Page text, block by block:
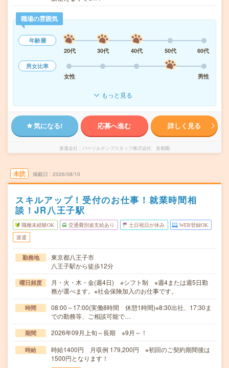
職場の雰囲気
年齢層
20代
30代 40代 50代
60代
男女比率
女性
男性
もっと見る
気になる! 応募へ進む 詳しく見る
派遣会社 パーソルテンプスタッフ株式会社 首都圏
未読 掲載日 2026/08/10
スキルアップ！受付のお仕事！就業時間相
談！JR八王子駅
職種未経験OK 交通費別途支給あり 土日祝日が休み WEB登録OK
派遣
勤務地
東京都八王子市
八王子駅から徒歩12分
曜日頻度
月・火・木・金(週4日) ※シフト制 ※週4または週5日勤
務が選べます。※社会保険加入のお仕事です。
時間
08:00～17:00(実働8時間 休憩1時間)※8:30出社、17:30ま
での勤務等、ご相談可能で…
期間 2026年09月上旬～長期 ※9月～！
時給
時給1400円 月収例 179,200円 ※初回のご契約期間後は
1500円となります！